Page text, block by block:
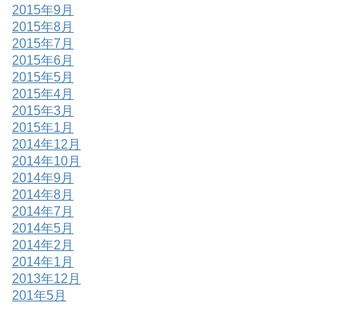
2015年9月
2015年8月
2015年7月
2015年6月
2015年5月
2015年4月
2015年3月
2015年1月
2014年12月
2014年10月
2014年9月
2014年8月
2014年7月
2014年5月
2014年2月
2014年1月
2013年12月
201年5月